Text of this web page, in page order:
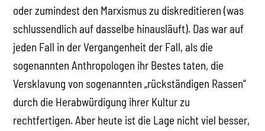
oder zumindest den Marxismus zu diskreditieren (was
schlussendlich auf dasselbe hinausläuft). Das war auf
jeden Fall in der Vergangenheit der Fall, als die
sogenannten Anthropologen ihr Bestes taten, die
Versklavung von sogenannten „rückständigen Rassen“
durch die Herabwürdigung ihrer Kultur zu
rechtfertigen. Aber heute ist die Lage nicht viel besser,